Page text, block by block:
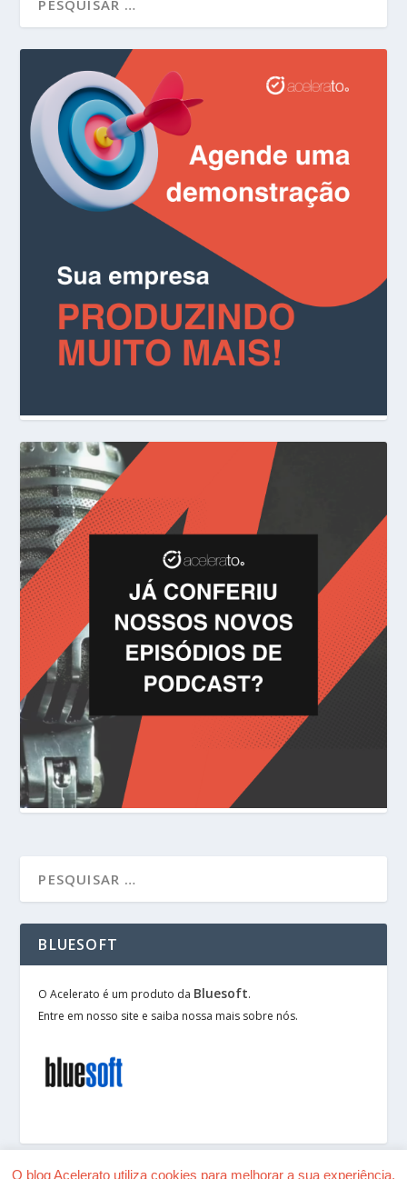
BLUESOFT
O Acelerato é um produto da Bluesoft.
Entre em nosso site e saiba nossa mais sobre nós.
O blog Acelerato utiliza cookies para melhorar a sua experiência.